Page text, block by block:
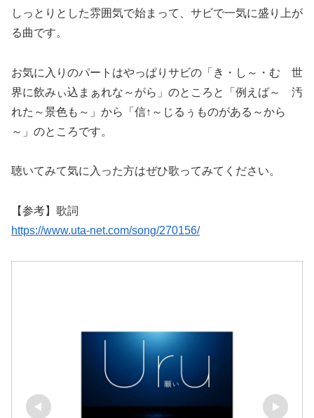
しっとりとした雰囲気で始まって、サビで一気に盛り上が
る曲です。
お気に入りのパートはやっぱりサビの「き・し～・む 世
界に飲みぃ込まぁれな～がら」のところと「例えば～ 汚
れた～景色も～」から「信↑～じるぅものがある～から
～」のところです。
聴いてみて気に入った方はぜひ歌ってみてください。
【参考】歌詞
https://www.uta-net.com/song/270156/